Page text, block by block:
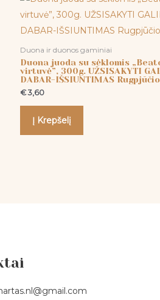
Duona ir duonos gaminiai
Duona juoda su sėklomis
virtuvė”, 300g. UŽSISAKYTI
DABAR-IŠSIUNTIMAS Rugpjūčio
€3,60
Į Krepšelį